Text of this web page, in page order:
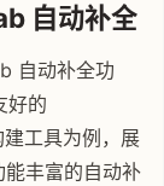
自动补全
自动补全功
好的
工具为例，展
丰富的自动补